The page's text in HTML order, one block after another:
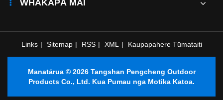
WHAKAPĀ MAI
Links | Sitemap | RSS | XML | Kaupapahere Tūmataiti
Manatārua © 2026 Tangshan Pengcheng Outdoor
Products Co., Ltd. Kua Pumau nga Motika Katoa.